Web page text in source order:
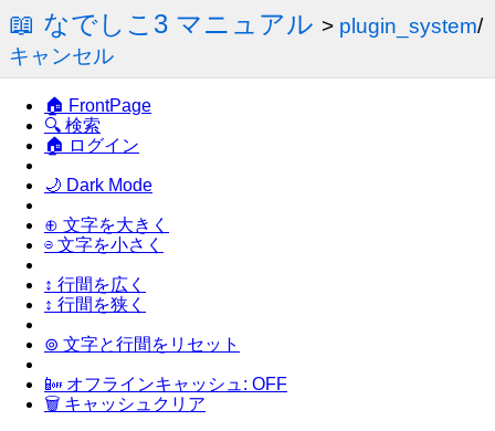
📖 なでしこ3 マニュアル > plugin_system/
キャンセル
🏠 FrontPage
🔍 検索
🏠 ログイン
🌙 Dark Mode
⊕ 文字を大きく
⊖ 文字を小さく
↕ 行間を広く
↕ 行間を狭く
⊚ 文字と行間をリセット
📴 オフラインキャッシュ: OFF
🗑 キャッシュクリア